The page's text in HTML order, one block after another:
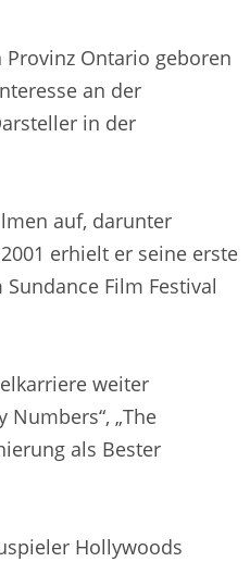
Ontario geboren
an der
in der
auf, darunter
2001 erhielt er seine erste
Film Festival
weiter
„The
als Bester
Hollywoods